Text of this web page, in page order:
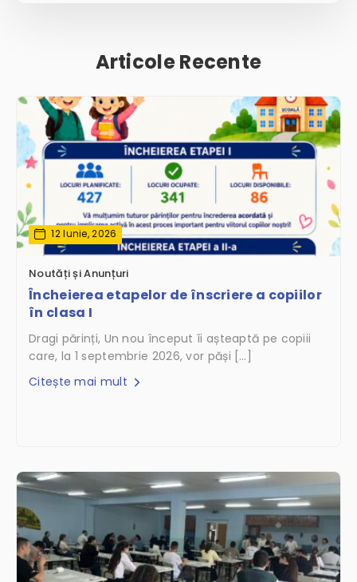
Articole Recente
12 Iunie, 2026
Noutăți și Anunțuri
Încheierea etapelor de înscriere a copiilor
în clasa I
Dragi părinți, Un nou început îi așteaptă pe copiii
care, la 1 septembrie 2026, vor păși […]
Citește mai mult